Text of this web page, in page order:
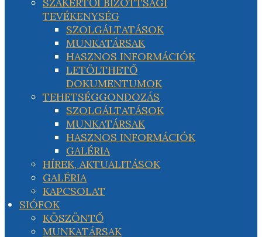
TEVÉKENYSÉG
SZOLGÁLTATÁSOK
MUNKATÁRSAK
HASZNOS INFORMÁCIÓK
LETÖLTHETŐ
DOKUMENTUMOK
TEHETSÉGGONDOZÁS
SZOLGÁLTATÁSOK
MUNKATÁRSAK
HASZNOS INFORMÁCIÓK
GALÉRIA
HÍREK, AKTUALITÁSOK
GALÉRIA
KAPCSOLAT
SIÓFOK
KÖSZÖNTŐ
MUNKATÁRSAK